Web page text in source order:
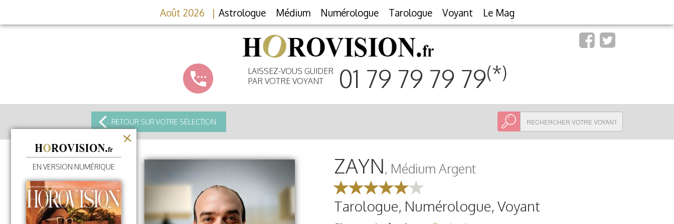
EN VERSION NUMÉRIQUE
Août 2026 Astrologue Médium Numérologue Tarologue Voyant Le Mag
LAISSEZ-VOUS GUIDER
PAR VOTRE VOYANT
01 79 79 79 79(*)
RETOUR SUR VOTRE SÉLECTION
ZAYN, Médium Argent
Tarologue, Numérologue, Voyant